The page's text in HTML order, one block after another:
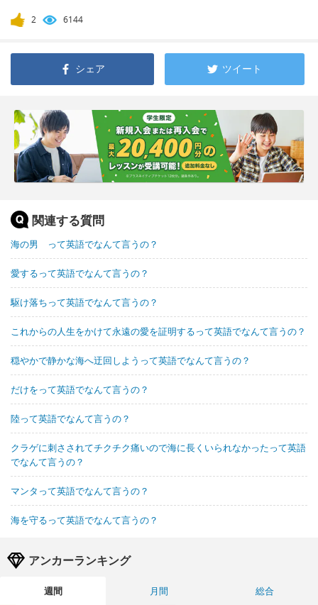
2 6144
シェア ツイート
関連する質問
海の男 って英語でなんて言うの？
愛するって英語でなんて言うの？
駆け落ちって英語でなんて言うの？
これからの人生をかけて永遠の愛を証明するって英語でなんて言うの？
穏やかで静かな海へ迂回しようって英語でなんて言うの？
だけをって英語でなんて言うの？
陸って英語でなんて言うの？
クラゲに刺さされてチクチク痛いので海に長くいられなかったって英語
でなんて言うの？
マンタって英語でなんて言うの？
海を守るって英語でなんて言うの？
アンカーランキング
週間 月間
総合